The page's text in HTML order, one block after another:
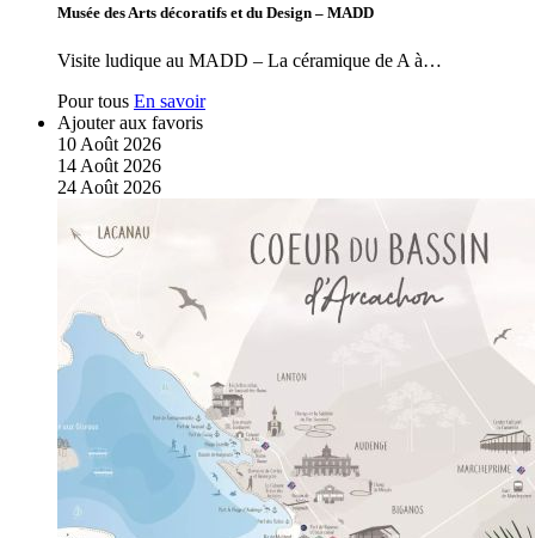
Musée des Arts décoratifs et du Design – MADD
Visite ludique au MADD – La céramique de A à…
Pour tous En savoir
Ajouter aux favoris
10 Août 2026
14 Août 2026
24 Août 2026